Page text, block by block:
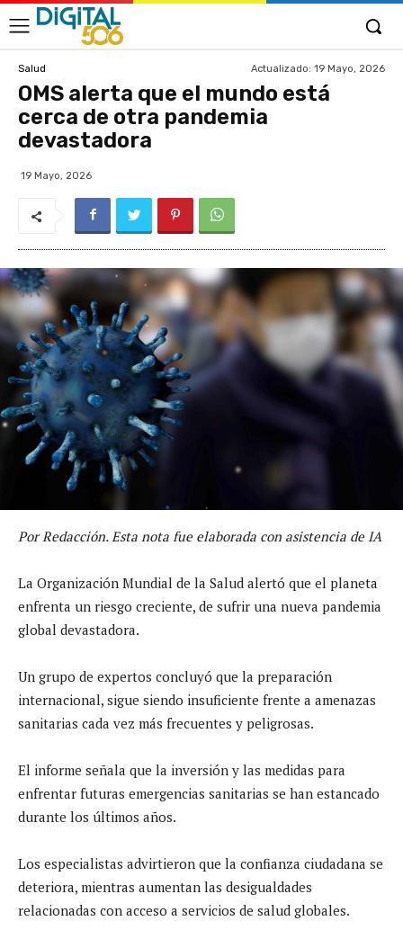
Salud Actualizado: 19 Mayo, 2026
OMS alerta que el mundo está
cerca de otra pandemia
devastadora
19 Mayo, 2026
Por Redacción. Esta nota fue elaborada con asistencia de IA
La Organización Mundial de la Salud alertó que el planeta
enfrenta un riesgo creciente, de sufrir una nueva pandemia
global devastadora.
Un grupo de expertos concluyó que la preparación
internacional, sigue siendo insuficiente frente a amenazas
sanitarias cada vez más frecuentes y peligrosas.
El informe señala que la inversión y las medidas para
enfrentar futuras emergencias sanitarias se han estancado
durante los últimos años.
Los especialistas advirtieron que la confianza ciudadana se
deteriora, mientras aumentan las desigualdades
relacionadas con acceso a servicios de salud globales.